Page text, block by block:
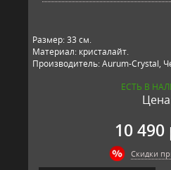
Размер: 33 см.
Материал: кристалайт.
Производитель: Aurum-Crystal,
ЕСТЬ В
10 490
Скидки